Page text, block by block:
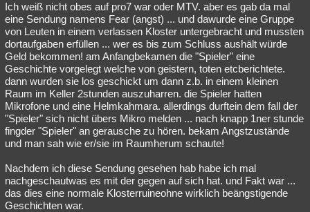
Ich weiß nicht obes auf pro7 war oder MTV. aber es gab da mal
eine Sendung namens Fear (angst) ... und dawurde eine Gruppe
von Leuten in einem verlassen Kloster untergebracht und mussten
dortaufgaben erfüllen ... wer es bis zum Schluss aushält würde
Geld bekommen! am Anfangbekamen die "Spieler" eine
Geschichte vorgelegt welche von geistern, toten etcberichtete.
dann wurden sie los geschickt um dann z.b. in einem kleinen
Raum im Keller 2stunden auszuharren. die Spieler hatten
Mikrofone und eine Helmkahmara. allerdings durftein dem fall der
"Spieler" sich nicht übers Mikro melden ... nach knapp 1ner stunde
fingder "Spieler" an gerausche zu hören. bekam Angstzustände
und man sah wie er/sie im Raumherum schaute!
Nachdem ich diese Sendung gesehen hab habe ich mal
nachgeschautwas es mit der gegen auf sich hat. und Fakt war ...
das dies eine normale Klosterruineohne wirklich beängstigende
Geschichten war.